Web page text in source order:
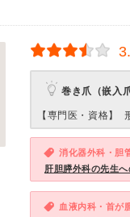
巻き爪（嵌入
【専門医・資格】
消化器外科・胆
肝胆膵外科の先生
血液内科・首が